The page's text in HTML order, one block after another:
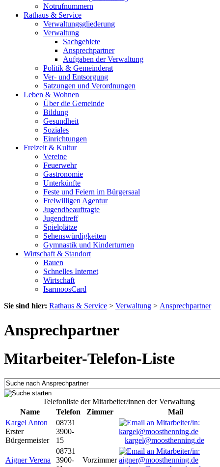
Notrufnummern
Rathaus & Service
Verwaltungsgliederung
Verwaltung
Sachgebiete
Ansprechpartner
Aufgaben der Verwaltung
Politik & Gemeinderat
Ver- und Entsorgung
Satzungen und Verordnungen
Leben & Wohnen
Über die Gemeinde
Bildung
Gesundheit
Soziales
Einrichtungen
Freizeit & Kultur
Vereine
Feuerwehr
Gastronomie
Unterkünfte
Feste und Feiern im Bürgersaal
Freiwilligen Agentur
Jugendbeauftragte
Jugendtreff
Spielplätze
Sehenswürdigkeiten
Gymnastik und Kinderturnen
Wirtschaft & Standort
Bauen
Schnelles Internet
Wirtschaft
IsarmoosCard
Sie sind hier: Rathaus & Service > Verwaltung > Ansprechpartner
Ansprechpartner
Mitarbeiter-Telefon-Liste
Telefonliste der Mitarbeiter/innen der Verwaltung
Name
Telefon Zimmer
Mail
Kargel Anton
Erster
Bürgermeister
08731
3900-
15
kargel@moosthenning.de
Aigner Verena
08731
3900-
Vorzimmer